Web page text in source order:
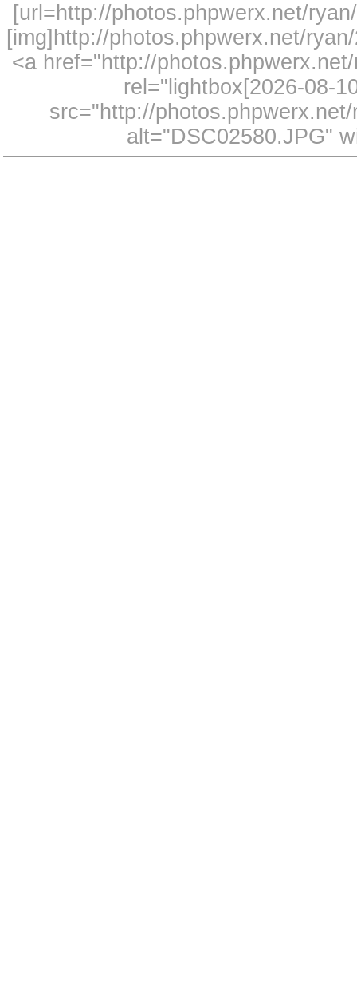
[url=http://photos.phpwerx.net/
[img]http://photos.phpwerx.net/
<a href="http://
rel="lightbox[2026-08-
src="http://
alt="DSC02580.JPG"